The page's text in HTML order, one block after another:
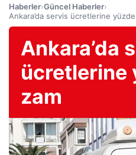
Haberler›Güncel Haberler›
Ankara’da servis ücretlerine
Ankara’da
ücretlerine
zam